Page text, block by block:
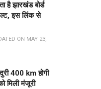
है झारखंड बोर्ड
इस लिंक से
ON MAY 23,
400 km होगी
मिली मंजूरी